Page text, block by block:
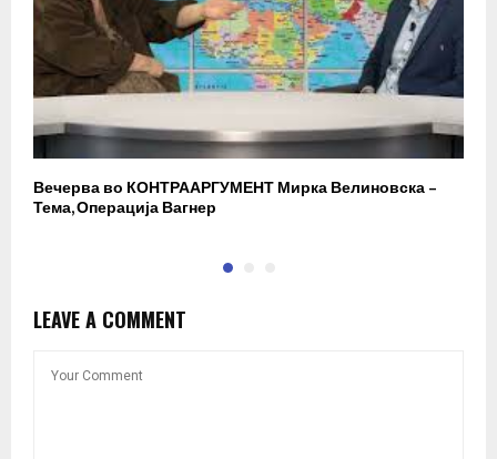
Вечерва во КОНТРААРГУМЕНТ Мирка Велиновска –
Тема, Операција Вагнер
LEAVE A COMMENT